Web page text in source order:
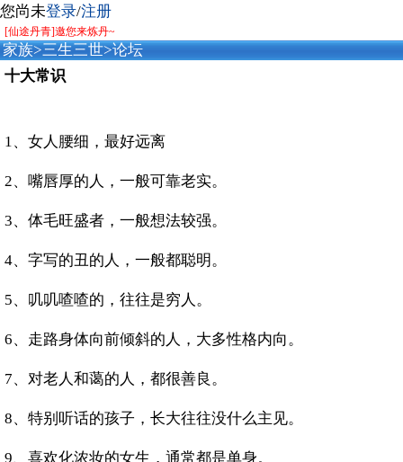
您尚未登录/注册
[仙途丹青]邀您来炼丹~
家族>三生三世>论坛
十大常识
1、女人腰细，最好远离
2、嘴唇厚的人，一般可靠老实。
3、体毛旺盛者，一般想法较强。
4、字写的丑的人，一般都聪明。
5、叽叽喳喳的，往往是穷人。
6、走路身体向前倾斜的人，大多性格内向。
7、对老人和蔼的人，都很善良。
8、特别听话的孩子，长大往往没什么主见。
9、喜欢化浓妆的女生，通常都是单身。